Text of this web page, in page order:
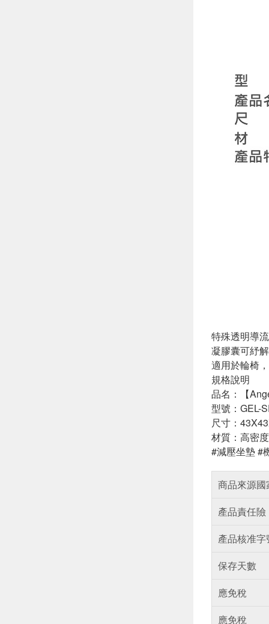
特殊透明導
凝膠囊可紓
適用於輪椅
規格說明
品名：【
型號：GEL-
尺寸：
材質：高密
#減壓坐墊 #
商品來源國
產品責任險
產品核准字
保存天數
應免稅
應免稅